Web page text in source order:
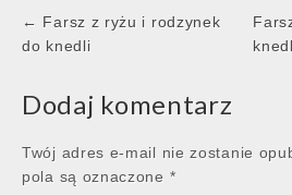
Post
navigation
← Farsz z ryżu i rodzynek
do knedli
Dodaj komentarz
Twój adres e-mail nie zostanie
pola są oznaczone *